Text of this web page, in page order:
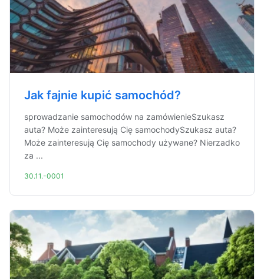
Jak fajnie kupić samochód?
sprowadzanie samochodów na zamówienieSzukasz
auta? Może zainteresują Cię samochodySzukasz auta?
Może zainteresują Cię samochody używane? Nierzadko
za ...
30.11.-0001